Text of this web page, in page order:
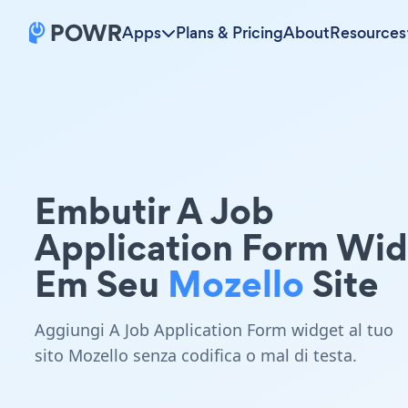
Apps Plans & PricingAboutResources
Embutir A Job
Application Form
Em Seu MozelloSite
Aggiungi A Job Application Form widget al tuo
sito Mozello senza codifica o mal di testa.